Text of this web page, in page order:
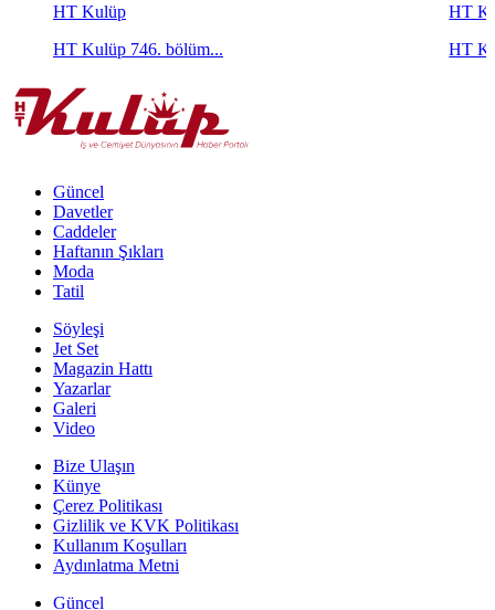
HT Kulüp
HT Kulüp 746. bölüm...
HT
HT
Güncel
Davetler
Caddeler
Haftanın Şıkları
Moda
Tatil
Söyleşi
Jet Set
Magazin Hattı
Yazarlar
Galeri
Video
Bize Ulaşın
Künye
Çerez Politikası
Gizlilik ve KVK Politikası
Kullanım Koşulları
Aydınlatma Metni
Güncel